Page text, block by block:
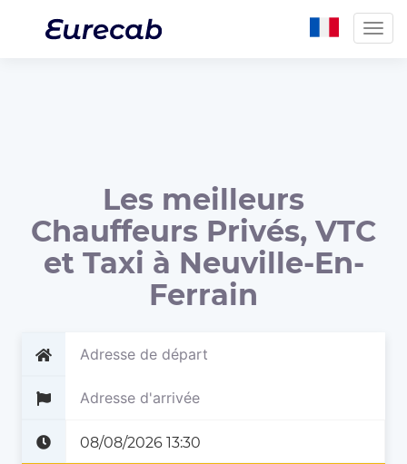
Les meilleurs
Chauffeurs Privés, VTC
et Taxi à Neuville-En-
Ferrain